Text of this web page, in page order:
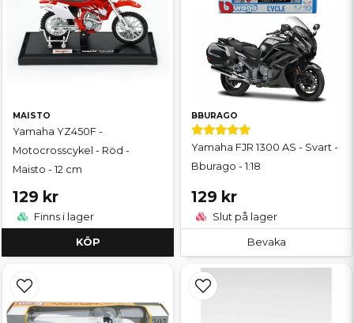
MAISTO
Yamaha YZ450F -
Motocrosscykel - Röd -
Maisto - 12 cm
129 kr
Finns i lager
KÖP
BBURAGO
Yamaha FJR 1300 AS - Svart -
Bburago - 1:18
129 kr
Slut på lager
Bevaka